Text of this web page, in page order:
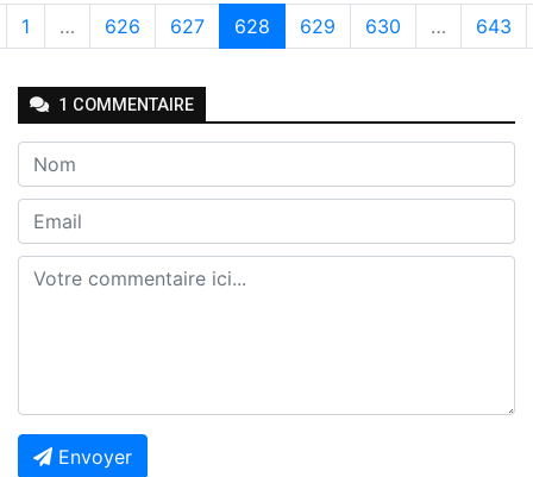
1 … 626 627 628 629 630 … 643
1 COMMENTAIRE
Envoyer